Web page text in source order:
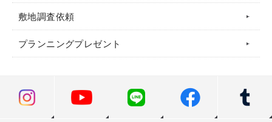
敷地調査依頼
プランニングプレゼント